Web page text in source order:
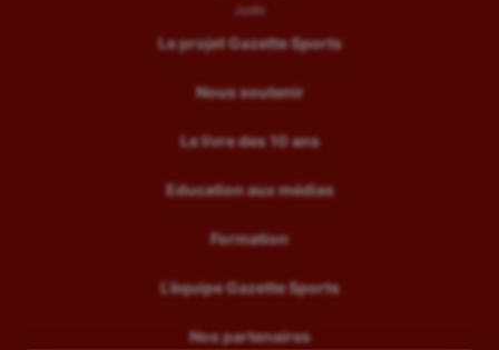
Judo
Le projet Gazette Sports
Nous soutenir
Le livre des 10 ans
Education aux médias
Formation
L’équipe Gazette Sports
Nos partenaires